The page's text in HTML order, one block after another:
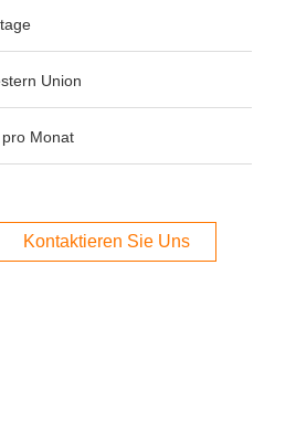
Union
Monat
Kontaktieren Sie Uns